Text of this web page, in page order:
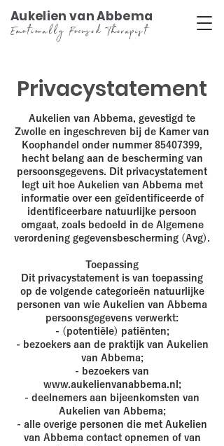
Aukelien van Abbema
Emotionally Focused Therapist
Privacystatement
Aukelien van Abbema, gevestigd te
Zwolle en ingeschreven bij de Kamer van
Koophandel onder nummer 85407399,
hecht belang aan de bescherming van
persoonsgegevens. Dit privacystatement
legt uit hoe Aukelien van Abbema met
informatie over een geïdentificeerde of
identificeerbare natuurlijke persoon
omgaat, zoals bedoeld in de Algemene
verordening gegevensbescherming (Avg).
Toepassing
Dit privacystatement is van toepassing
op de volgende categorieën natuurlijke
personen van wie Aukelien van Abbema
persoonsgegevens verwerkt:
- (potentiële) patiënten;
- bezoekers aan de praktijk van Aukelien
van Abbema;
- bezoekers van
www.aukelienvanabbema.nl ;
- deelnemers aan bijeenkomsten van
Aukelien van Abbema;
- alle overige personen die met Aukelien
van Abbema contact opnemen of van